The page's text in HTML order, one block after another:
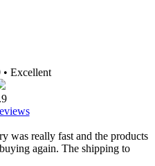
• Excellent
was really fast and the products
again. The shipping to